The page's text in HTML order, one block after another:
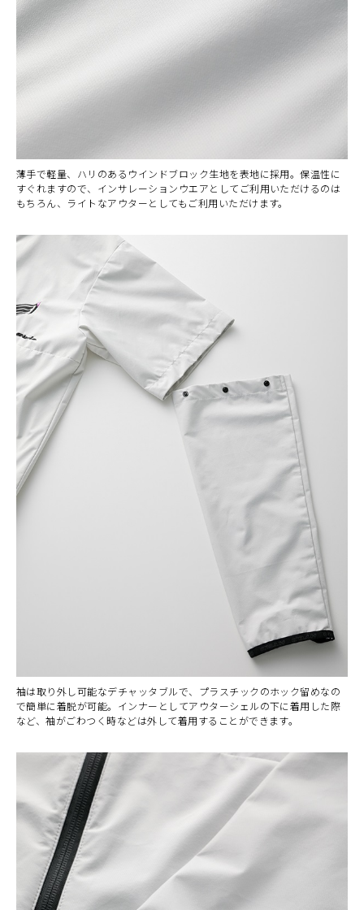
薄手で軽量、ハリのあるウインドブロック生地を表地に採用。保温性に
すぐれますので、インサレーションウエアとしてご利用いただけるのは
もちろん、ライトなアウターとしてもご利用いただけます。
袖は取り外し可能なデチャッタブルで、プラスチックのホック留めなの
で簡単に着脱が可能。インナーとしてアウターシェルの下に着用した際
など、袖がごわつく時などは外して着用することができます。